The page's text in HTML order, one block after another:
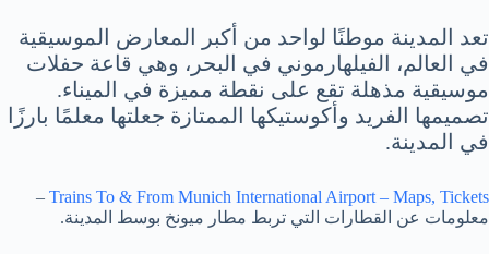
تعد المدينة موطنًا لواحد من أكبر المعارض الموسيقية
في العالم، الفيلهارموني في البحر، وهي قاعة حفلات
موسيقية مذهلة تقع على نقطة مميزة في الميناء.
تصميمها الفريد وأكوستيكها الممتازة جعلتها معلمًا بارزًا
في المدينة.
Trains To & From Munich International Airport – Maps, Tickets
–
معلومات عن القطارات التي تربط مطار ميونخ بوسط المدينة.